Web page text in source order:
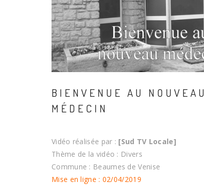
BIENVENUE AU NOUVEAU
MÉDECIN
Vidéo réalisée par : [Sud TV Locale]
Thème de la vidéo : Divers
Commune : Beaumes de Venise
Mise en ligne : 02/04/2019